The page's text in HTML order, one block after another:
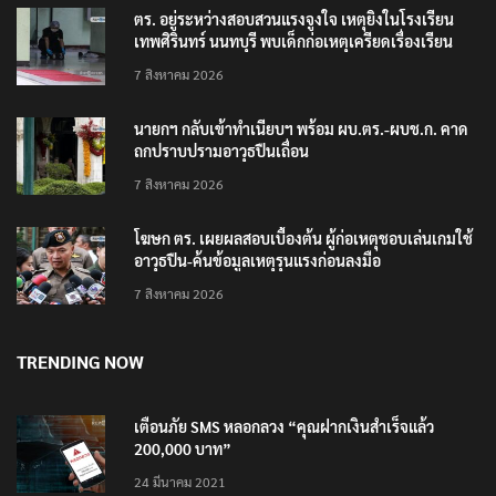
ตร. อยู่ระหว่างสอบสวนแรงจูงใจ เหตุยิงในโรงเรียน
เทพศิรินทร์ นนทบุรี พบเด็กก่อเหตุเครียดเรื่องเรียน
7 สิงหาคม 2026
นายกฯ กลับเข้าทำเนียบฯ พร้อม ผบ.ตร.-ผบช.ก. คาด
ถกปราบปรามอาวุธปืนเถื่อน
7 สิงหาคม 2026
โฆษก ตร. เผยผลสอบเบื้องต้น ผู้ก่อเหตุชอบเล่นเกมใช้
อาวุธปืน-ค้นข้อมูลเหตุรุนแรงก่อนลงมือ
7 สิงหาคม 2026
TRENDING NOW
เตือนภัย SMS หลอกลวง “คุณฝากเงินสำเร็จแล้ว
200,000 บาท”
24 มีนาคม 2021